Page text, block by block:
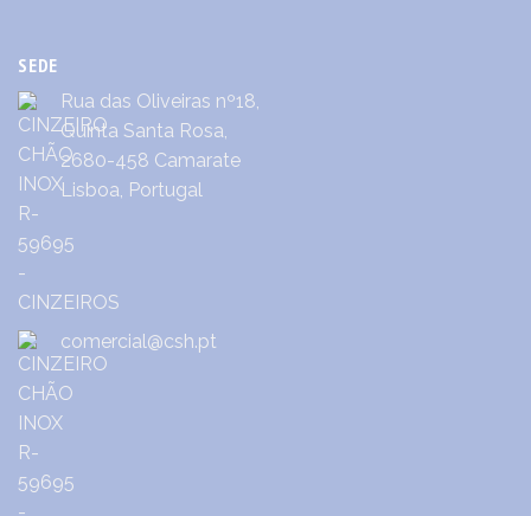
SEDE
Rua das Oliveiras nº18,
Quinta Santa Rosa,
2680-458 Camarate
Lisboa, Portugal
comercial@csh.pt